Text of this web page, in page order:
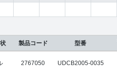
製品コード
2767050
型番
UDCB2005-0035